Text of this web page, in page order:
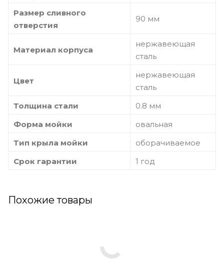
Размер сливного
отверстия
90 мм
Материал корпуса
нержавеющая
сталь
Цвет
нержавеющая
сталь
Толщина стали
0.8 мм
Форма мойки
овальная
Тип крыла мойки
оборачиваемое
Срок гарантии
1 год
Похожие товары